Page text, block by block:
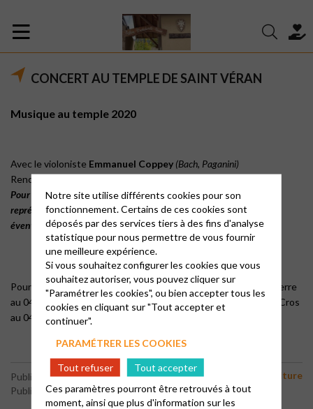
CONCERT AU TEMPLE DE SAINT VÉRAN
Musique au temple 2020
Avec le violoniste Emmanuel Coppey (Bach, Paganini)
Rencontre avec le musicien à l’issue du concert.
Pour tous les concerts, il est envisagé de dédoubler les
représentations afin de répondre aux « contraintes Covid »
éventuelles et à la capacité des temples.
Pour plus d’informations, contacter l’office du tourisme d’Orpierre
au 04 92 66 30 45, ou l’office du tourisme de Saint-Laurent du Cros
au 04 92 49 09 35.
Publié le 13 juillet 2020
Publié par le webmaster
Culture
Notre site utilise différents cookies pour son
fonctionnement. Certains de ces cookies sont
déposés par des services tiers à des fins d'analyse
statistique pour nous permettre de vous fournir
une meilleure expérience.
Si vous souhaitez configurer les cookies que vous
souhaitez autoriser, vous pouvez cliquer sur
"Paramétrer les cookies", ou bien accepter tous les
cookies en cliquant sur "Tout accepter et
continuer".
PARAMÉTRER LES COOKIES
Tout refuser
Tout accepter
Ces paramètres pourront être retrouvés à tout
moment, ainsi que plus d'information sur les